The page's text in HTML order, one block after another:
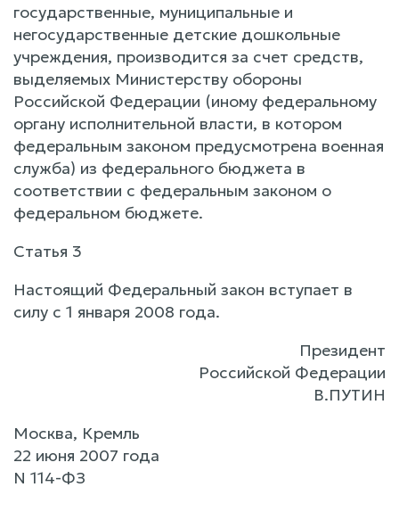
государственные, муниципальные и
негосударственные детские дошкольные
учреждения, производится за счет средств,
выделяемых Министерству обороны
Российской Федерации (иному федеральному
органу исполнительной власти, в котором
федеральным законом предусмотрена военная
служба) из федерального бюджета в
соответствии с федеральным законом о
федеральном бюджете.
Статья 3
Настоящий Федеральный закон вступает в
силу с 1 января 2008 года.
Президент
Российской Федерации
В.ПУТИН
Москва, Кремль
22 июня 2007 года
N 114-ФЗ